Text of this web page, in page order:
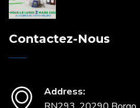
Contactez-Nous
Address: